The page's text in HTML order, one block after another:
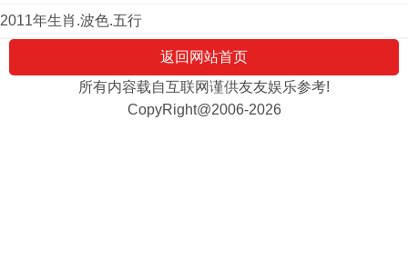
2011年生肖.波色.五行
返回网站首页
所有内容载自互联网谨供友友娱乐参考!
CopyRight@2006-2026